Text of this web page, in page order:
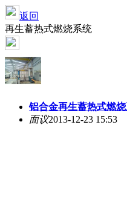
返回
再生蓄热式燃烧系统
铝合金再生蓄热式燃
面议2013-12-23 15:53